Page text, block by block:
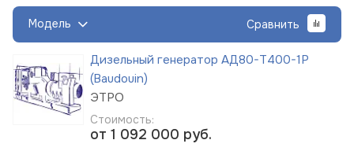
Модель Сравнить
Дизельный генератор АД80-Т400-1Р
(Baudouin)
ЭТРО
Стоимость:
от 1 092 000 руб.